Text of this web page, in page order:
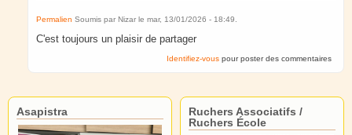
Permalien Soumis par Nizar le mar, 13/01/2026 - 18:49
C'est toujours un plaisir de partager
Identifiez-vous pour poster des commentaires
Asapistra
Ruchers Associatifs /
Ruchers École